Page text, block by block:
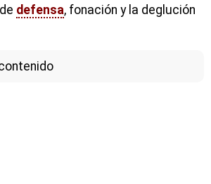
defensa, fonación y la deglución